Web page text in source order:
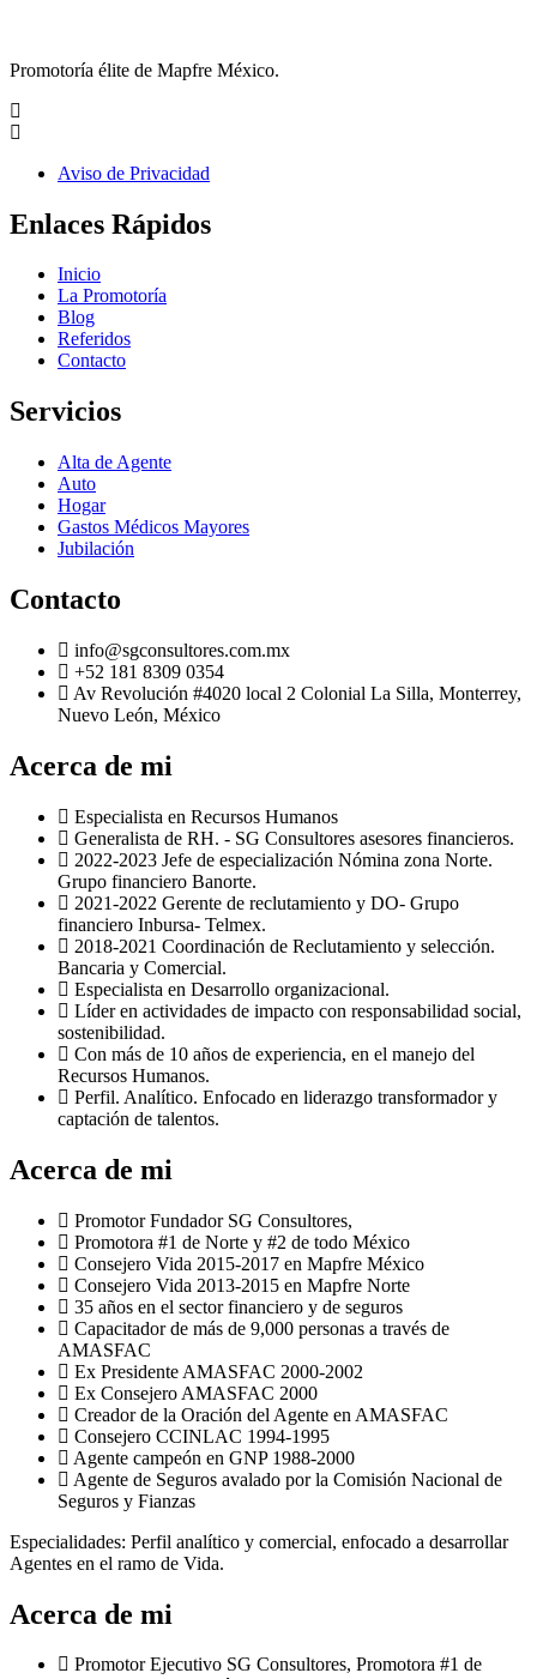
Promotoría élite de Mapfre México.
Aviso de Privacidad
Enlaces Rápidos
Inicio
La Promotoría
Blog
Referidos
Contacto
Servicios
Alta de Agente
Auto
Hogar
Gastos Médicos Mayores
Jubilación
Contacto
info@sgconsultores.com.mx
+52 181 8309 0354
Av Revolución #4020 local 2 Colonial La Silla, Monterrey,
Nuevo León, México
Acerca de mi
Especialista en Recursos Humanos
Generalista de RH. - SG Consultores asesores financieros.
2022-2023 Jefe de especialización Nómina zona Norte.
Grupo financiero Banorte.
2021-2022 Gerente de reclutamiento y DO- Grupo
financiero Inbursa- Telmex.
2018-2021 Coordinación de Reclutamiento y selección.
Bancaria y Comercial.
Especialista en Desarrollo organizacional.
Líder en actividades de impacto con responsabilidad social,
sostenibilidad.
Con más de 10 años de experiencia, en el manejo del
Recursos Humanos.
Perfil. Analítico. Enfocado en liderazgo transformador y
captación de talentos.
Acerca de mi
Promotor Fundador SG Consultores,
Promotora #1 de Norte y #2 de todo México
⁠Consejero Vida 2015-2017 en Mapfre México
Consejero Vida 2013-2015 en Mapfre Norte
35 años en el sector financiero y de seguros
Capacitador de más de 9,000 personas a través de
AMASFAC
Ex Presidente AMASFAC 2000-2002
⁠Ex Consejero AMASFAC 2000
Creador de la Oración del Agente en AMASFAC
Consejero CCINLAC 1994-1995
Agente campeón en GNP 1988-2000
Agente de Seguros avalado por la Comisión Nacional de
Seguros y Fianzas
Especialidades: Perfil analítico y comercial, enfocado a desarrollar
Agentes en el ramo de Vida.
Acerca de mi
Promotor Ejecutivo SG Consultores, Promotora #1 de